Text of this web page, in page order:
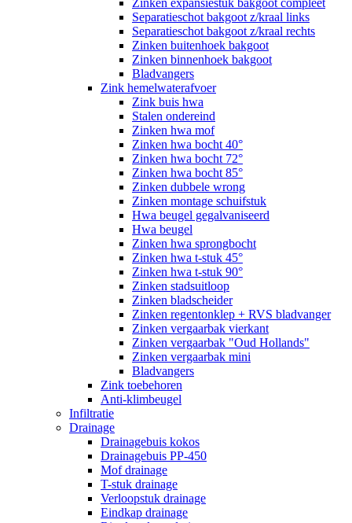
Zinken expansiestuk bakgoot compleet
Separatieschot bakgoot z/kraal links
Separatieschot bakgoot z/kraal rechts
Zinken buitenhoek bakgoot
Zinken binnenhoek bakgoot
Bladvangers
Zink hemelwaterafvoer
Zink buis hwa
Stalen ondereind
Zinken hwa mof
Zinken hwa bocht 40°
Zinken hwa bocht 72°
Zinken hwa bocht 85°
Zinken dubbele wrong
Zinken montage schuifstuk
Hwa beugel gegalvaniseerd
Hwa beugel
Zinken hwa sprongbocht
Zinken hwa t-stuk 45°
Zinken hwa t-stuk 90°
Zinken stadsuitloop
Zinken bladscheider
Zinken regentonklep + RVS bladvanger
Zinken vergaarbak vierkant
Zinken vergaarbak "Oud Hollands"
Zinken vergaarbak mini
Bladvangers
Zink toebehoren
Anti-klimbeugel
Infiltratie
Drainage
Drainagebuis kokos
Drainagebuis PP-450
Mof drainage
T-stuk drainage
Verloopstuk drainage
Eindkap drainage